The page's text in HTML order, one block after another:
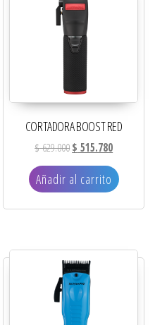
CORTADORA BOOST RED
$629.000El precio original era:
$ 515.780El precio
Añadir al carrito